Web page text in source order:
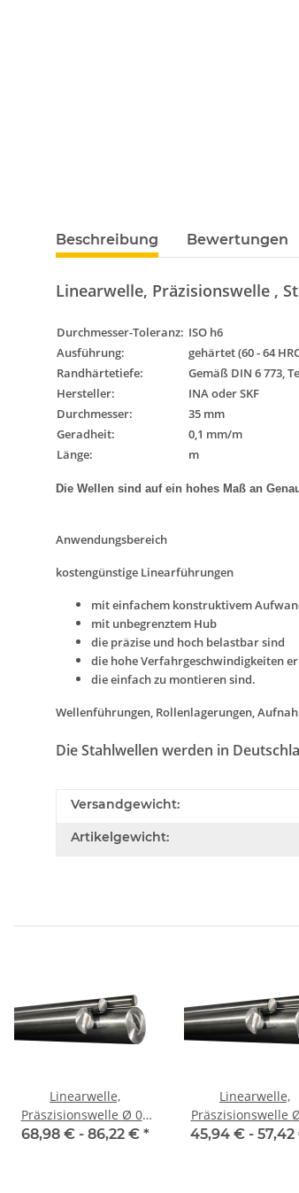
Beschreibung Bewertungen
Linearwelle, Präzisionswelle ,
Durchmesser-Toleranz: ISO h6
Ausführung:
gehärtet (60 - 64
Randhärtetiefe:
Gemäß DIN 6 773,
Hersteller:
INA oder SKF
Durchmesser:
35 mm
Geradheit:
0,1 mm/m
Länge:
m
Die Wellen sind auf ein hohes Maß an
Anwendungsbereich
kostengünstige Linearführungen
mit einfachem konstruktivem
mit unbegrenztem Hub
die präzise und hoch belastbar sind
die hohe Verfahrgeschwindigkeiten
die einfach zu montieren sind.
Wellenführungen, Rollenlagerungen,
Die Stahlwellen werden in
Versandgewicht:
Artikelgewicht:
Linearwelle,
Präszisionswelle Ø 04
mm, 1990 mm, gehärtet
68,98 € - 86,22 € *
Linearwelle,
Präszisionswelle Ø 05
mm, 1990 mm,
45,94 € -